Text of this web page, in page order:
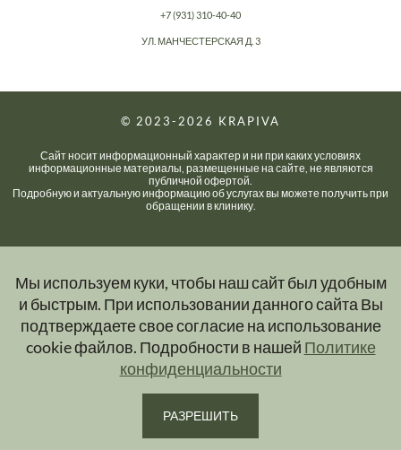
Мы используем куки, чтобы наш сайт был удобным
и быстрым. При использовании данного сайта Вы
подтверждаете свое согласие на использование
cookie файлов. Подробности в нашей Политике
конфиденциальности
РАЗРЕШИТЬ
+7 (931) 310-40-40
УЛ. МАНЧЕСТЕРСКАЯ Д. 3
© 2023-2026 KRAPIVA
Сайт носит информационный характер и ни при каких условиях
информационные материалы, размещенные на сайте, не являются
публичной офертой.
Подробную и актуальную информацию об услугах вы можете получить при
обращении в клинику.